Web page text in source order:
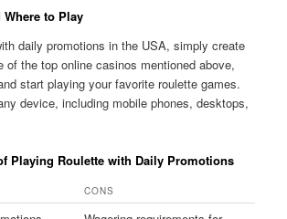
to Play
daily promotions in the USA, simply create
of the top online casinos mentioned above,
start playing your favorite roulette games.
device, including mobile phones, desktops,
Playing Roulette with Daily Promotions
CONS